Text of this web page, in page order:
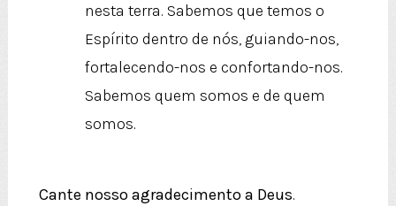
nesta terra. Sabemos que temos o
Espírito dentro de nós, guiando-nos,
fortalecendo-nos e confortando-nos.
Sabemos quem somos e de quem
somos.
Cante nosso agradecimento a Deus.